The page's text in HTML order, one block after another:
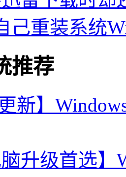
己重装系统
推荐
新】
脑升级首选】